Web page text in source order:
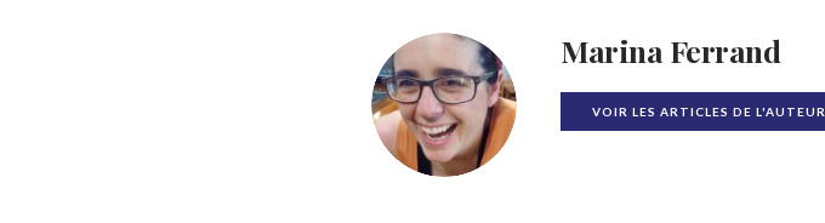
Marina Ferrand
VOIR LES ARTICLES DE L'AUTEUR